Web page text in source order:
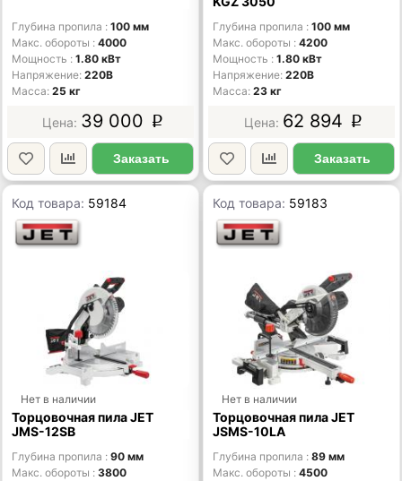
Глубина пропила
100 мм
Макс. обороты
4000
Мощность
1.80 кВт
Напряжение 220В
Масса 25 кг
39 000 p
Заказать
Глубина пропила
100 мм
Макс. обороты
4200
Мощность
1.80 кВт
Напряжение 220В
Масса 23 кг
62 894 p
Заказать
Код товара: 59184
Нет в наличии
Торцовочная пила JET
JMS-12SB
Глубина пропила
90 мм
Макс. обороты
3800
Код товара: 59183
Нет в наличии
Торцовочная пила JET
JSMS-10LA
Глубина пропила
89 мм
Макс. обороты
4500